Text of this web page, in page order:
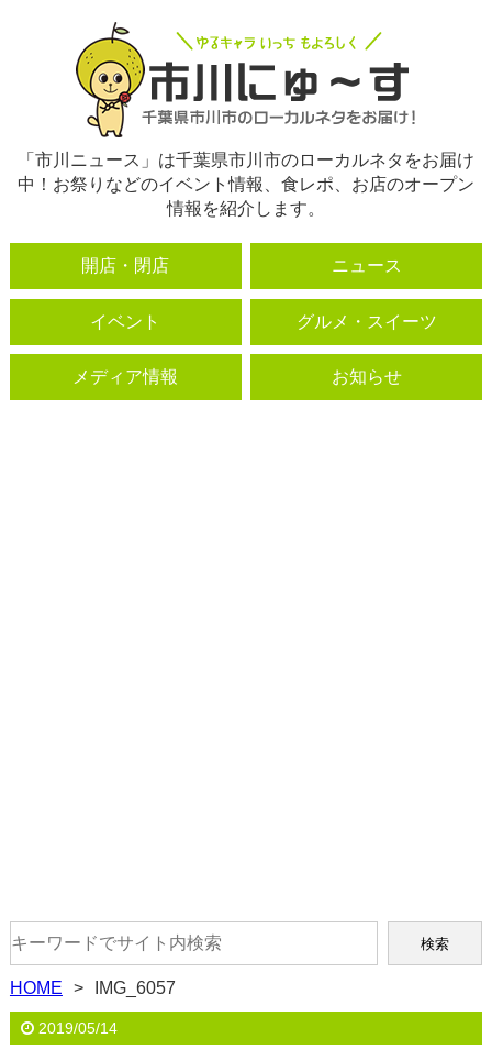
「市川ニュース」は千葉県市川市のローカルネタをお届け
中！お祭りなどのイベント情報、食レポ、お店のオープン
情報を紹介します。
開店・閉店 ニュース
イベント グルメ・スイーツ
メディア情報 お知らせ
HOME IMG_6057
2019/05/14